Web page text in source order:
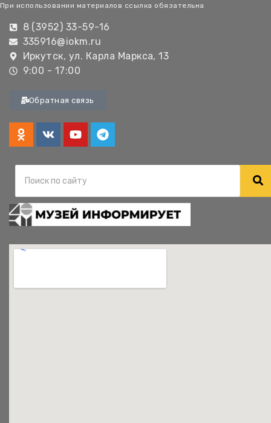
При использовании материалов ссылка обязательна
8 (3952) 33-59-16
335916@iokm.ru
Иркутск, ул. Карла Маркса, 13
9:00 - 17:00
Обратная связь